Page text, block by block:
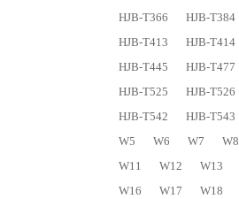
HJB-T366
HJB-T384
HJB-T413
HJB-T414
HJB-T445
HJB-T477
HJB-T525
HJB-T526
HJB-T542
HJB-T543
W5
W6 W7 W8
W11
W12 W13
W16
W17 W18